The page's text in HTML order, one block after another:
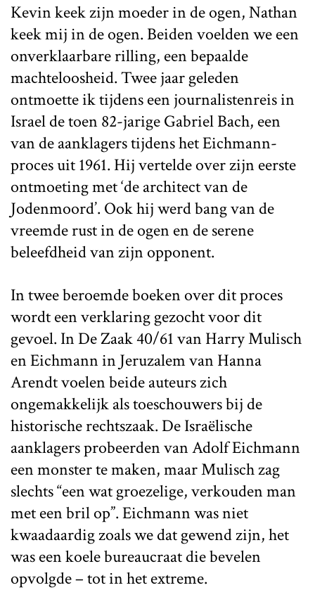
Kevin keek zijn moeder in de ogen, Nathan
keek mij in de ogen. Beiden voelden we een
onverklaarbare rilling, een bepaalde
machteloosheid. Twee jaar geleden
ontmoette ik tijdens een journalistenreis in
Israel de toen 82-jarige Gabriel Bach, een
van de aanklagers tijdens het Eichmann-
proces uit 1961. Hij vertelde over zijn eerste
ontmoeting met ‘de architect van de
Jodenmoord’. Ook hij werd bang van de
vreemde rust in de ogen en de serene
beleefdheid van zijn opponent.
In twee beroemde boeken over dit proces
wordt een verklaring gezocht voor dit
gevoel. In De Zaak 40/61 van Harry Mulisch
en Eichmann in Jeruzalem van Hanna
Arendt voelen beide auteurs zich
ongemakkelijk als toeschouwers bij de
historische rechtszaak. De Israëlische
aanklagers probeerden van Adolf Eichmann
een monster te maken, maar Mulisch zag
slechts “een wat groezelige, verkouden man
met een bril op”. Eichmann was niet
kwaadaardig zoals we dat gewend zijn, het
was een koele bureaucraat die bevelen
opvolgde – tot in het extreme.